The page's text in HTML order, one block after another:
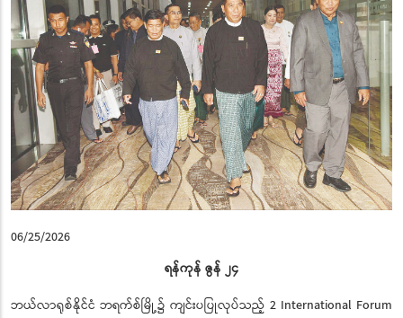
06/25/2026
ရန်ကုန် ဇွန် ၂၄
ဘယ်လာရုစ်နိုင်ငံ ဘရက်စ်မြို့၌ ကျင်းပပြုလုပ်သည့် 2 International Forum